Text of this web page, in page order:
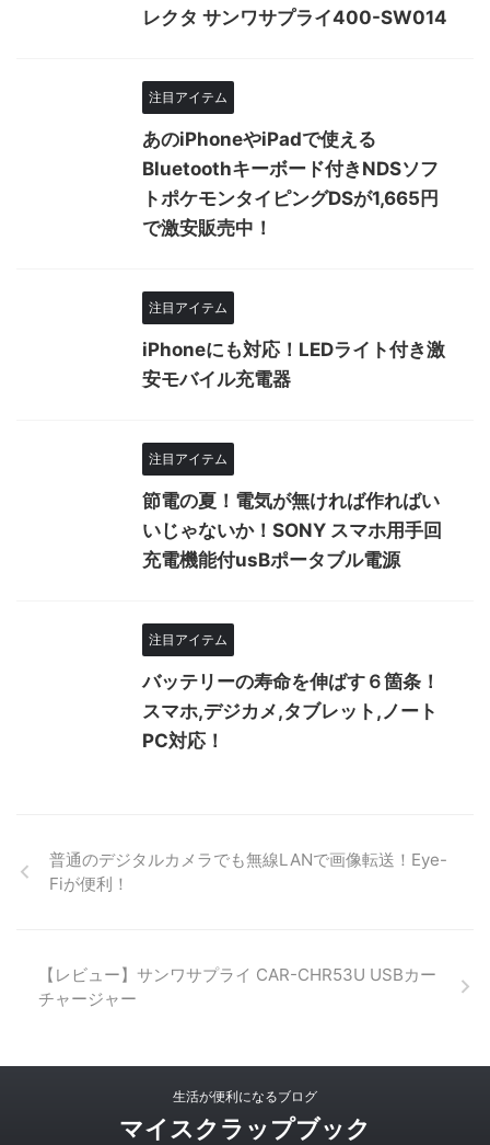
レクタ サンワサプライ400-SW014
注目アイテム
あのiPhoneやiPadで使える
Bluetoothキーボード付きNDSソフ
トポケモンタイピングDSが1,665円
で激安販売中！
注目アイテム
iPhoneにも対応！LEDライト付き激
安モバイル充電器
注目アイテム
節電の夏！電気が無ければ作ればい
いじゃないか！SONY スマホ用手回
充電機能付usBポータブル電源
注目アイテム
バッテリーの寿命を伸ばす６箇条！
スマホ,デジカメ,タブレット,ノート
PC対応！
普通のデジタルカメラでも無線LANで画像転送！Eye-
Fiが便利！
【レビュー】サンワサプライ CAR-CHR53U USBカー
チャージャー
生活が便利になるブログ
マイスクラップブック